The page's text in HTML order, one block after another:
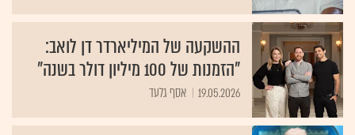
ההשקעה של המיליארדר דן לואב:
"הזמנות של 100 מיליון דולר בשנה"
19.05.2026 אסף גלעד